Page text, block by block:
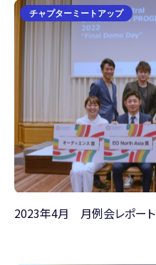
チャプターミートアップ
2023年4月 月例会レポート